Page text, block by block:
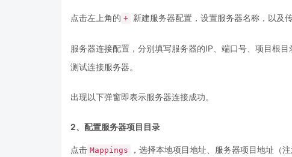
点击左上角的 + 新建服务器配置，设置服务器名称，以及
服务器连接配置，分别填写服务器的IP、端口号、项目根
测试连接服务器。
出现以下弹窗即表示服务器连接成功。
2、配置服务器项目目录
点击 Mappings
，选择本地项目地址、服务器项目地址（